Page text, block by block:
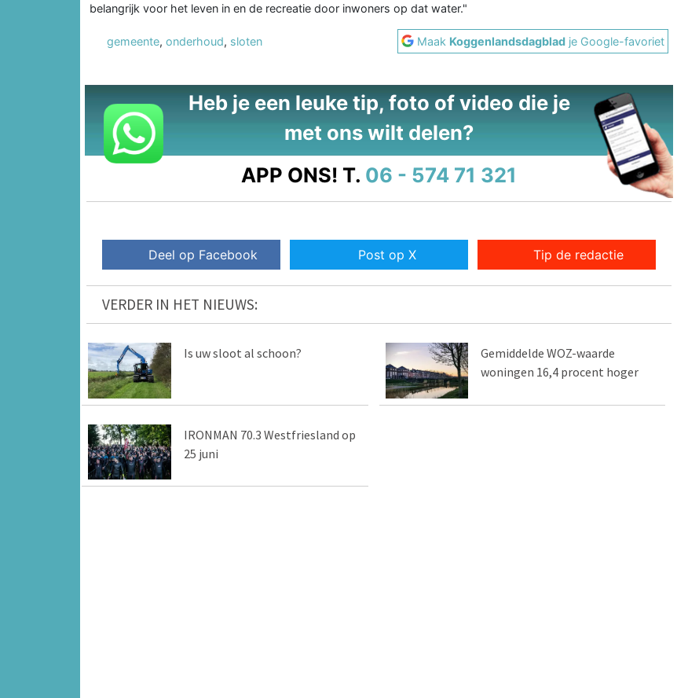
belangrijk voor het leven in en de recreatie door inwoners op dat water."
gemeente, onderhoud, sloten Maak Koggenlandsdagblad je Google-favoriet
Heb je een leuke tip, foto of video die je
met ons wilt delen?
APP ONS! T. 06 - 574 71 321
Deel op Facebook Post op X Tip de redactie
VERDER IN HET NIEUWS:
Is uw sloot al schoon?
Gemiddelde WOZ-waarde
woningen 16,4 procent hoger
IRONMAN 70.3 Westfriesland op
25 juni